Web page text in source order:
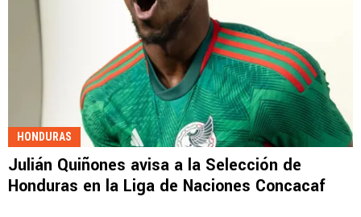
HONDURAS
Julián Quiñones avisa a la Selección de
Honduras en la Liga de Naciones Concacaf